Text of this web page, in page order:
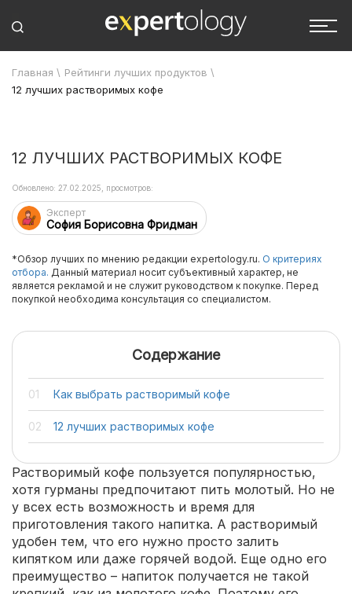
Главная \ Рейтинги лучших продуктов \
12 лучших растворимых кофе
12 ЛУЧШИХ РАСТВОРИМЫХ КОФЕ
Эксперт
София Борисовна Фридман
Обновлено: 27.02.2025, просмотров:
*Обзор лучших по мнению редакции expertology.ru. О критериях
отбора. Данный материал носит субъективный характер, не
является рекламой и не служит руководством к покупке. Перед
покупкой необходима консультация со специалистом.
Содержание
Как выбрать растворимый кофе
12 лучших растворимых кофе
Растворимый кофе пользуется популярностью,
хотя гурманы предпочитают пить молотый. Но не
у всех есть возможность и время для
приготовления такого напитка. А растворимый
удобен тем, что его нужно просто залить
кипятком или даже горячей водой. Еще одно его
преимущество – напиток получается не такой